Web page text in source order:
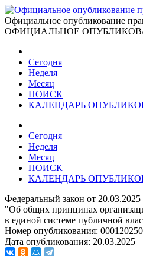
Официальное опубликование
ОФИЦИАЛЬНОЕ
Сегодня
Неделя
Месяц
ПОИСК
КАЛЕНДАРЬ
Сегодня
Неделя
Месяц
ПОИСК
КАЛЕНДАРЬ
Федеральный закон от
"Об общих принципах
в единой системе публичной
Номер опубликования:
Дата опубликования: 20.03.2025